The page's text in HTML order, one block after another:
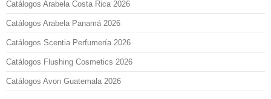
Catálogos Arabela Costa Rica 2026
Catálogos Arabela Panamá 2026
Catálogos Scentia Perfumería 2026
Catálogos Flushing Cosmetics 2026
Catálogos Avon Guatemala 2026